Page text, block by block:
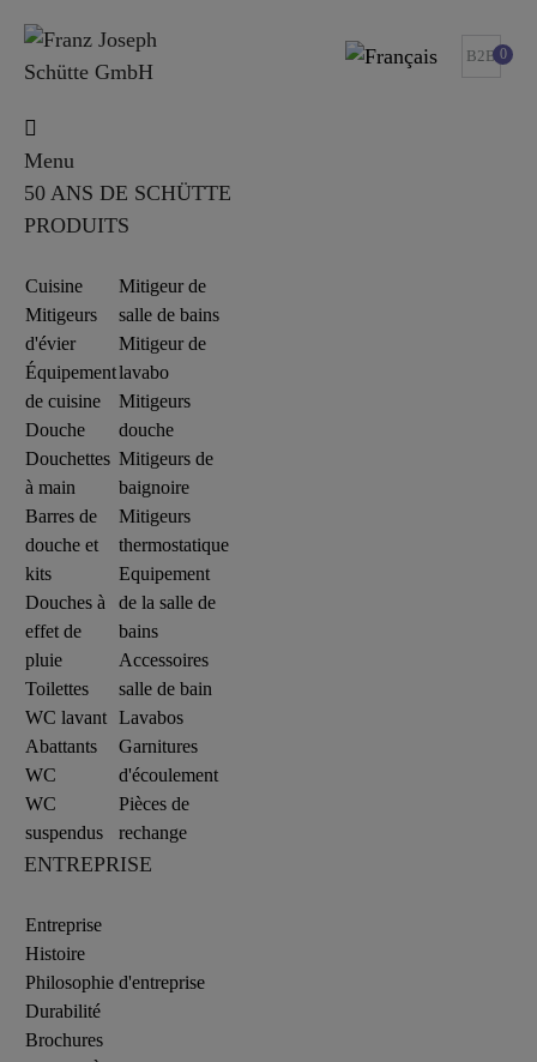
B2B 0
Menu
50 ANS DE SCHÜTTE
PRODUITS
Cuisine
Mitigeurs
d'évier
Équipement
de cuisine
Douche
Douchettes
à main
Barres de
douche et
kits
Douches à
effet de
pluie
Toilettes
WC lavant
Abattants
WC
WC
suspendus
Mitigeur de
salle de bains
Mitigeur de
lavabo
Mitigeurs
douche
Mitigeurs de
baignoire
Mitigeurs
thermostatique
Equipement
de la salle de
bains
Accessoires
salle de bain
Lavabos
Garnitures
d'écoulement
Pièces de
rechange
ENTREPRISE
Entreprise
Histoire
Philosophie d'entreprise
Durabilité
Brochures